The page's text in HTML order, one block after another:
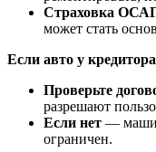
Страховка
может стать
Если авто у
Проверьте
разрешают
Если нет —
ограничен.